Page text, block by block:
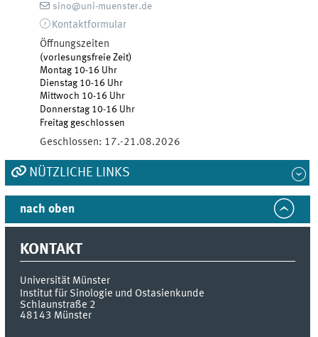
sino@uni-muenster.de
Kontaktformular
Öffnungszeiten
(vorlesungsfreie Zeit)
Montag 10-16 Uhr
Dienstag 10-16 Uhr
Mittwoch 10-16 Uhr
Donnerstag 10-16 Uhr
Freitag geschlossen
Geschlossen: 17.-21.08.2026
NÜTZLICHE LINKS
nach oben
KONTAKT
Universität Münster
Institut für Sinologie und Ostasienkunde
Schlaunstraße 2
48143 Münster